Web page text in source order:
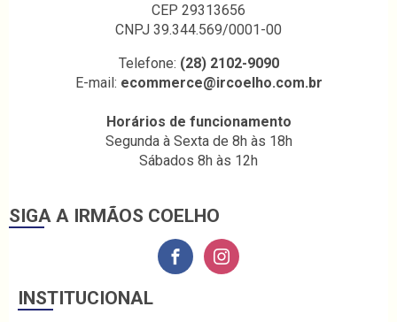
CEP 29313656
CNPJ 39.344.569/0001-00
Telefone: (28) 2102-9090
E-mail: ecommerce@ircoelho.com.br
Horários de funcionamento
Segunda à Sexta de 8h às 18h
Sábados 8h às 12h
SIGA A IRMÃOS COELHO
INSTITUCIONAL